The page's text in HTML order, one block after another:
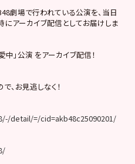
劇場で行われている公演を、当日
アーカイブ配信としてお届けしま
」公演 をアーカイブ配信！
、お見逃しなく！
detail/=/cid=akb48c25090201/